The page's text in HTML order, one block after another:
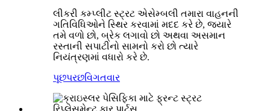
લીકરી કમ્પ્લીટ સ્ટ્રટ એસેમ્બલી તમારા વાહનની
ગતિવિધિઓને સ્થિર કરવામાં મદદ કરે છે, જ્યારે
તમે વળો છો, બ્રેક લગાવો છો અથવા અસમાન
રસ્તાની સપાટીનો સામનો કરો છો ત્યારે
નિયંત્રણમાં વધારો કરે છે.
પૂછપરછવિગતવાર